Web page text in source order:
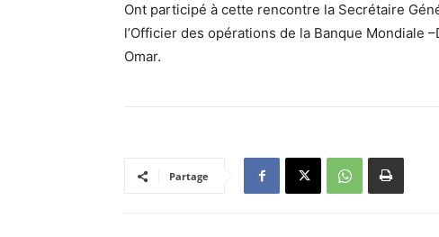
Ont participé à cette rencontre la Secrétaire
l’Officier des opérations de la Banque Mondiale
Omar.
Partage